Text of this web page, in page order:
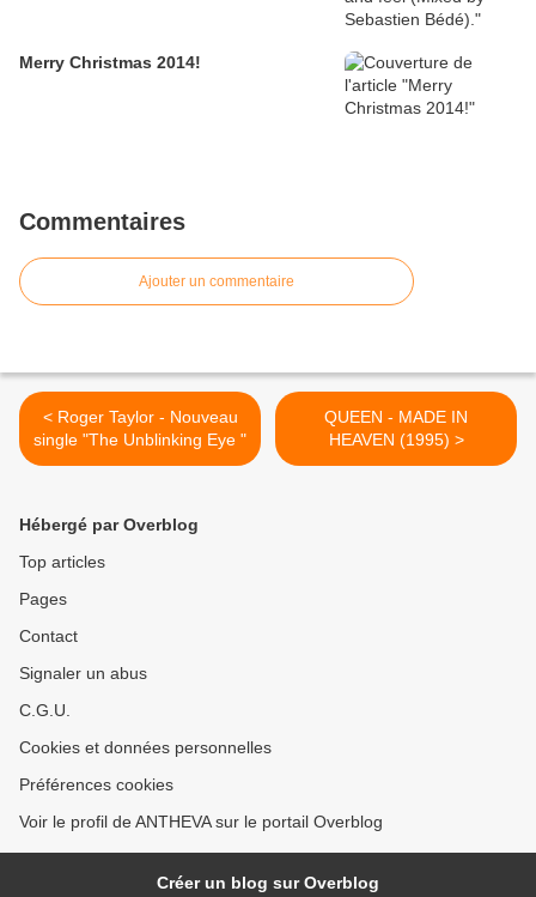
Merry Christmas 2014!
Commentaires
Ajouter un commentaire
< Roger Taylor - Nouveau
single "The Unblinking Eye "
QUEEN - MADE IN
HEAVEN (1995) >
Hébergé par Overblog
Top articles
Pages
Contact
Signaler un abus
C.G.U.
Cookies et données personnelles
Préférences cookies
Voir le profil de ANTHEVA sur le portail Overblog
Créer un blog sur Overblog